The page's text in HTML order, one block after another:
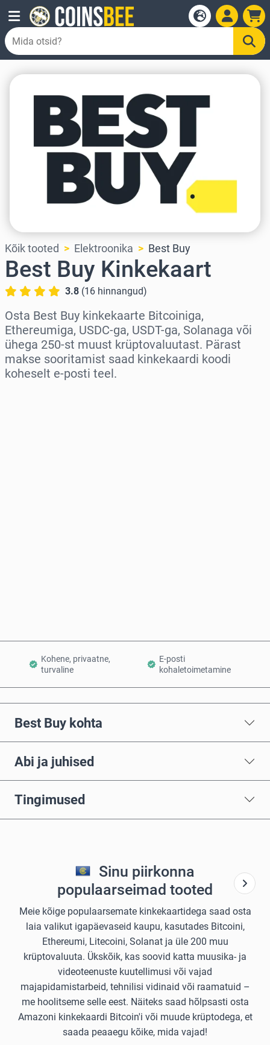
Kõik tooted Elektroonika Best Buy
Best Buy Kinkekaart
3.8 (16 hinnangud)
Osta Best Buy kinkekaarte Bitcoiniga,
Ethereumiga, USDC-ga, USDT-ga, Solanaga või
ühega 250-st muust krüptovaluutast. Pärast
makse sooritamist saad kinkekaardi koodi
koheselt e-posti teel.
Kohene, privaatne,
turvaline
E-posti
kohaletoimetamine
Best Buy kohta
Abi ja juhised
Tingimused
Sinu piirkonna
populaarseimad tooted
Meie kõige populaarsemate kinkekaartidega saad osta
laia valikut igapäevaseid kaupu, kasutades Bitcoini,
Ethereumi, Litecoini, Solanat ja üle 200 muu
krüptovaluuta. Ükskõik, kas soovid katta muusika- ja
videoteenuste kuutellimusi või vajad
majapidamistarbeid, tehnilisi vidinaid või raamatuid –
me hoolitseme selle eest. Näiteks saad hõlpsasti osta
Amazoni kinkekaardi Bitcoin'i või muude krüptodega, et
saada peaaegu kõike, mida vajad!